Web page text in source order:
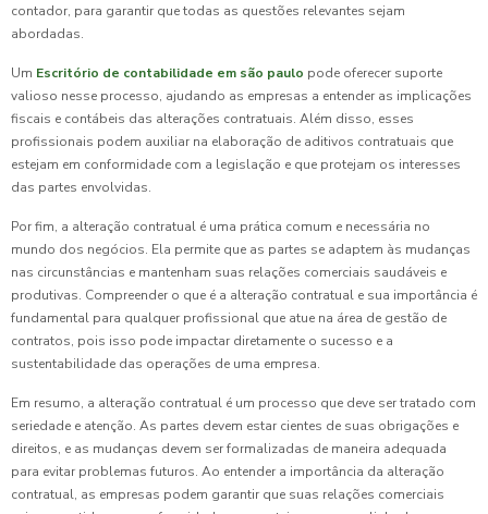
contador, para garantir que todas as questões relevantes sejam
abordadas.
Um Escritório de contabilidade em são paulo pode oferecer suporte
valioso nesse processo, ajudando as empresas a entender as implicações
fiscais e contábeis das alterações contratuais. Além disso, esses
profissionais podem auxiliar na elaboração de aditivos contratuais que
estejam em conformidade com a legislação e que protejam os interesses
das partes envolvidas.
Por fim, a alteração contratual é uma prática comum e necessária no
mundo dos negócios. Ela permite que as partes se adaptem às mudanças
nas circunstâncias e mantenham suas relações comerciais saudáveis e
produtivas. Compreender o que é a alteração contratual e sua importância é
fundamental para qualquer profissional que atue na área de gestão de
contratos, pois isso pode impactar diretamente o sucesso e a
sustentabilidade das operações de uma empresa.
Em resumo, a alteração contratual é um processo que deve ser tratado com
seriedade e atenção. As partes devem estar cientes de suas obrigações e
direitos, e as mudanças devem ser formalizadas de maneira adequada
para evitar problemas futuros. Ao entender a importância da alteração
contratual, as empresas podem garantir que suas relações comerciais